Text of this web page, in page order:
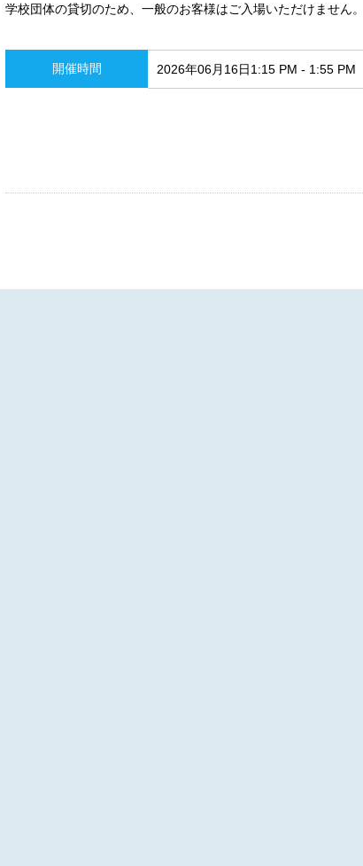
学校団体の貸切のため、一般のお客様はご入場いただけません。
開催時間 2026年06月16日1:15 PM - 1:55 PM